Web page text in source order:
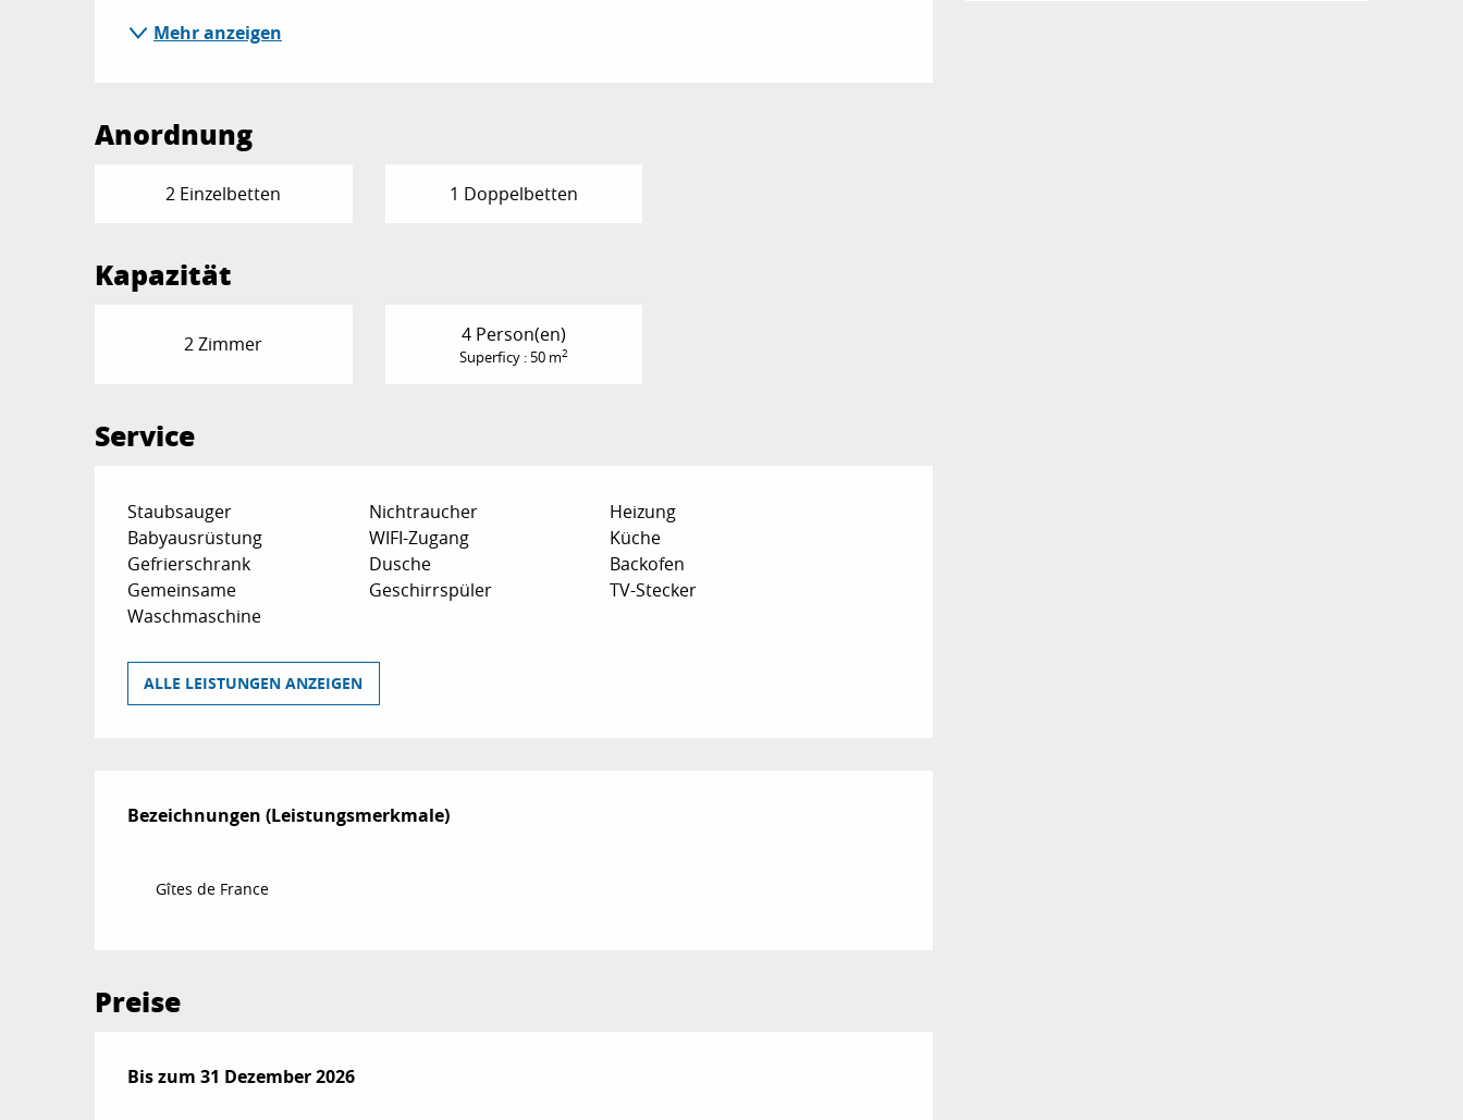
Mehr anzeigen
Anordnung
2 Einzelbetten 1 Doppelbetten
Kapazität
2 Zimmer 4 Person(en)
Superficy : 50 m2
Service
Staubsauger Nichtraucher
Heizung
Babyausrüstung
WIFI-Zugang
Küche
Gefrierschrank
Dusche
Backofen
Gemeinsame
Waschmaschine
Geschirrspüler TV-Stecker
ALLE LEISTUNGEN ANZEIGEN
Leistungensmöglichkeiten
Bezeichnungen (Leistungsmerkmale)
Bezeichnungen (Leistungsmerkmale)
Gîtes de France
Preise
ab3 Januar 2026bis zum31 Dezember 2026
Bis zum 31 Dezember 2026